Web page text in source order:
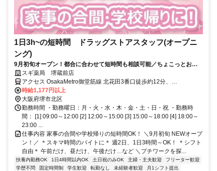
1日3h~の短時間 ドラッグストアスタッフ(オープニ
ング)
9月初旬オープン！都合に合わせて短時間も相談可能／ちょこっとお小
遣い稼ぎに
スギ薬局 堺蔵前店
アクセス OsakaMetro御堂筋線 北花田3番口徒歩約12分、
OsakaMetro御堂筋線 新金岡1番口徒歩約13分、近鉄南大阪線 布忍徒
歩約26分
時給1,177円以上
大阪府堺市北区
勤務時間 ・勤務曜日：月・火・水・木・金・土・日・祝 ・勤務時
間： [1] 09:00～12:00 [2] 12:00～15:00 [3] 15:00～18:00 [4] 18:00～
23:00 ...
仕事内容 家事の合間や学校帰りの短時間OK！ ＼9月初旬 NEWオープ
ン！／ ＊スキマ時間のバイトに＊ 週2日、1日3時間～OK！ ＊シフト
自由＊ 午前だけ、昼だけ、午後だけ…など ＼プチワークを探...
扶養内勤務OK 1日4時間以内OK 土日祝のみOK 主婦・主夫歓迎
フリーター歓迎
学歴不問
固定時間制 学生歓迎 転勤なし 未経験者歓迎
月1シフト提出